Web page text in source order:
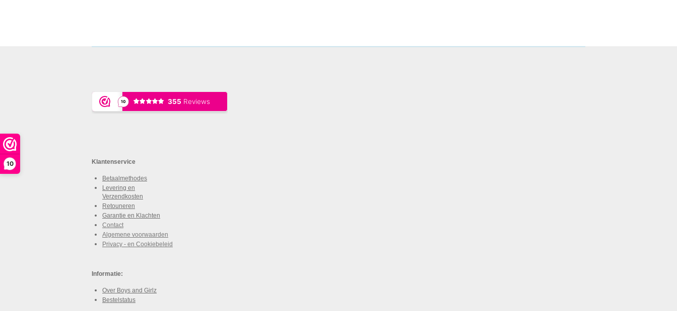
10 Klantenservice
Betaalmethodes
Levering en
Verzendkosten
Retouneren
Garantie en Klachten
Contact
Algemene voorwaarden
Privacy - en Cookiebeleid
Informatie:
Over Boys and Girlz
Bestelstatus